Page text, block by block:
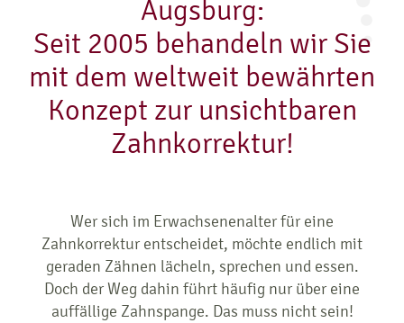
Augsburg:
Seit 2005 behandeln wir Sie
mit dem weltweit bewährten
Konzept zur unsichtbaren
Zahnkorrektur!
Wer sich im Erwachsenenalter für eine
Zahnkorrektur entscheidet, möchte endlich mit
geraden Zähnen lächeln, sprechen und essen.
Doch der Weg dahin führt häufig nur über eine
auffällige Zahnspange. Das muss nicht sein!